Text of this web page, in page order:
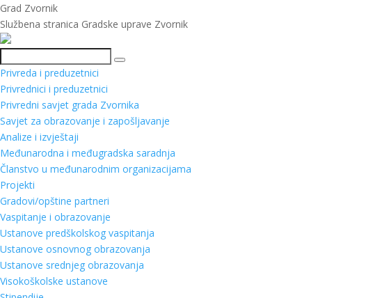
Grad Zvornik
Službena stranica Gradske uprave Zvornik
Pretraga
Privreda i preduzetnici
Privrednici i preduzetnici
Privredni savjet grada Zvornika
Savjet za obrazovanje i zapošljavanje
Analize i izvještaji
Međunarodna i međugradska saradnja
Članstvo u međunarodnim organizacijama
Projekti
Gradovi/opštine partneri
Vaspitanje i obrazovanje
Ustanove predškolskog vaspitanja
Ustanove osnovnog obrazovanja
Ustanove srednjeg obrazovanja
Visokoškolske ustanove